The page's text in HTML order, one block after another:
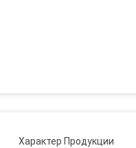
Характер Продукции